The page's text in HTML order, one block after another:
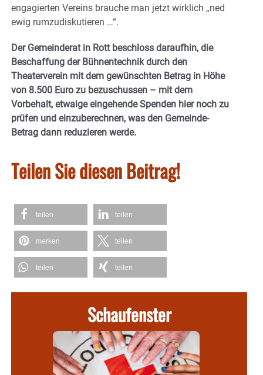
engagierten Vereins brauche man jetzt wirklich „ned
ewig rumzudiskutieren …“.
Der Gemeinderat in Rott beschloss daraufhin, die
Beschaffung der Bühnentechnik durch den
Theaterverein mit dem gewünschten Betrag in Höhe
von 8.500 Euro zu bezuschussen – mit dem
Vorbehalt, etwaige eingehende Spenden hier noch zu
prüfen und einzuberechnen, was den Gemeinde-
Betrag dann reduzieren werde.
Teilen Sie diesen Beitrag!
teilen teilen
merken teilen
teilen teilen
Schaufenster